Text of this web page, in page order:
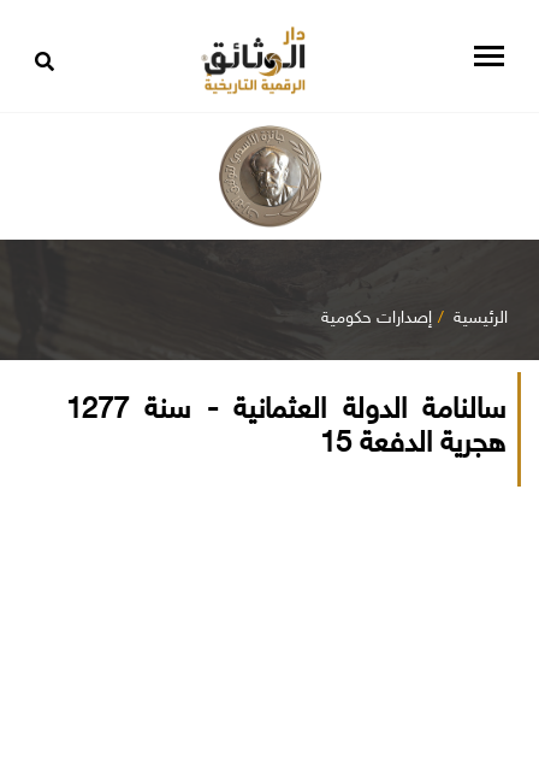
الرئيسية إصدارات حكومية
سالنامة الدولة العثمانية - سنة 1277
هجرية الدفعة 15